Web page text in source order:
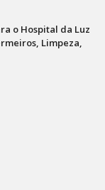
o Hospital da Luz
Limpeza,